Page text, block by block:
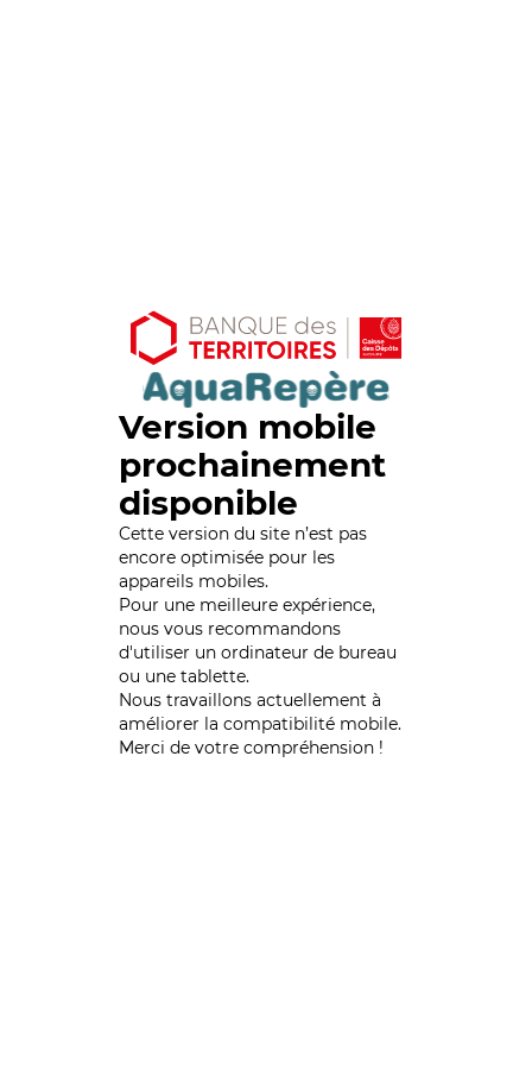
Version mobile
prochainement
disponible
Cette version du site n’est pas
encore optimisée pour les
appareils mobiles.
Pour une meilleure expérience,
nous vous recommandons
d'utiliser un ordinateur de bureau
ou une tablette.
Nous travaillons actuellement à
améliorer la compatibilité mobile.
Merci de votre compréhension !